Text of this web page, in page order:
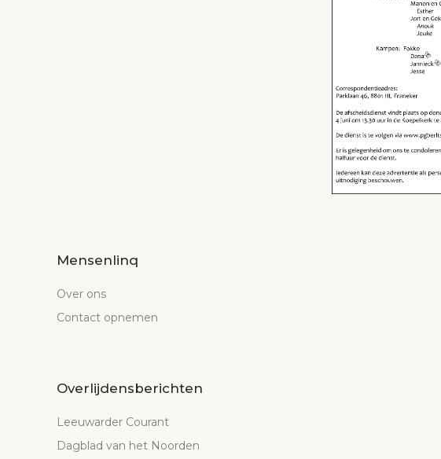
Mensenlinq
Over ons
Contact opnemen
Overlijdensberichten
Leeuwarder Courant
Dagblad van het Noorden